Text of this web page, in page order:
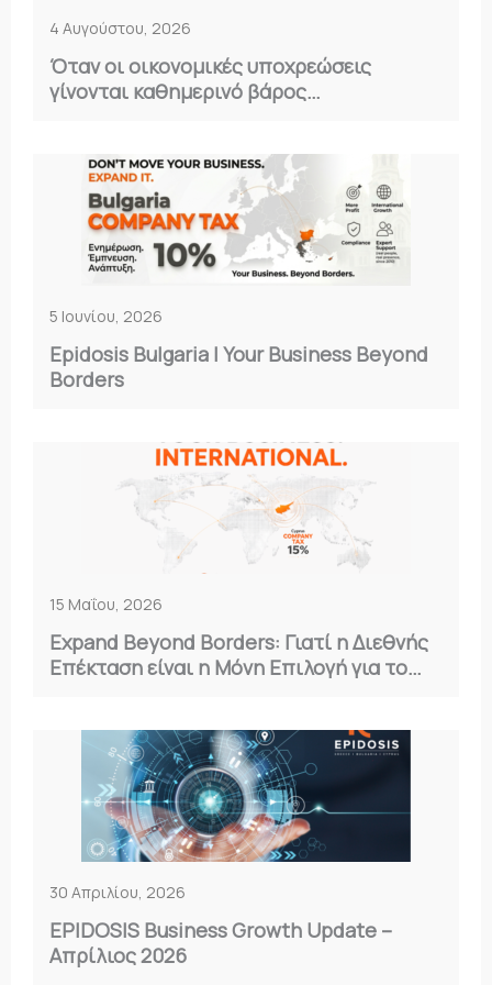
4 Αυγούστου, 2026
Όταν οι οικονομικές υποχρεώσεις
γίνονται καθημερινό βάρος…
5 Ιουνίου, 2026
Epidosis Bulgaria | Your Business Beyond
Borders
15 Μαΐου, 2026
Expand Beyond Borders: Γιατί η Διεθνής
Επέκταση είναι η Μόνη Επιλογή για το
30 Απριλίου, 2026
EPIDOSIS Business Growth Update –
Απρίλιος 2026